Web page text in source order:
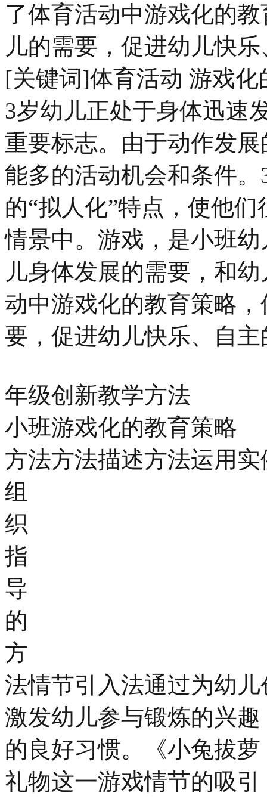
了体育活动中游戏化的
儿的需要，促进幼儿快
[关键词]体育活动 游戏
3岁幼儿正处于身体迅速
重要标志。由于动作发
能多的活动机会和条件
的“拟人化”特点，使他
情景中。游戏，是小班
儿身体发展的需要，和
动中游戏化的教育策略
要，促进幼儿快乐、自
年级创新教学方法
小班游戏化的教育策略
方法方法描述方法运用实
组
织
指
导
的
方
法情节引入法通过为幼
激发幼儿参与锻炼的兴
的良好习惯。《小兔拔
礼物这一游戏情节的吸